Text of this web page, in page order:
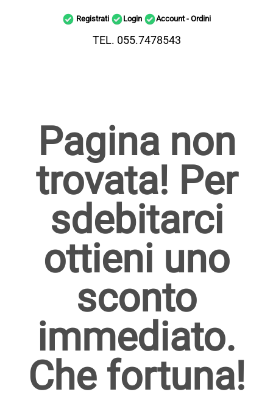
Registrati Login Account - Ordini
TEL. 055.7478543
Pagina non
trovata! Per
sdebitarci
ottieni uno
sconto
immediato.
Che fortuna!